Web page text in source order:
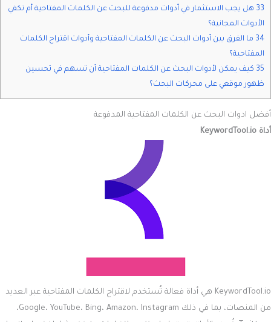
33 هل يجب الاستثمار في أدوات مدفوعة للبحث عن الكلمات المفتاحية أم تكفي
الأدوات المجانية؟
34 ما الفرق بين أدوات البحث عن الكلمات المفتاحية وأدوات اقتراح الكلمات
المفتاحية؟
35 كيف يمكن لأدوات البحث عن الكلمات المفتاحية أن تسهم في تحسين
ظهور موقعي على محركات البحث؟
أفضل ادوات البحث عن الكلمات المفتاحية المدفوعة
أداة KeywordTool.io
KeywordTool.io هي أداة فعالة تُستخدم لاقتراح الكلمات المفتاحية عبر العديد
من المنصات، بما في ذلك Google، YouTube، Bing، Amazon، Instagram،